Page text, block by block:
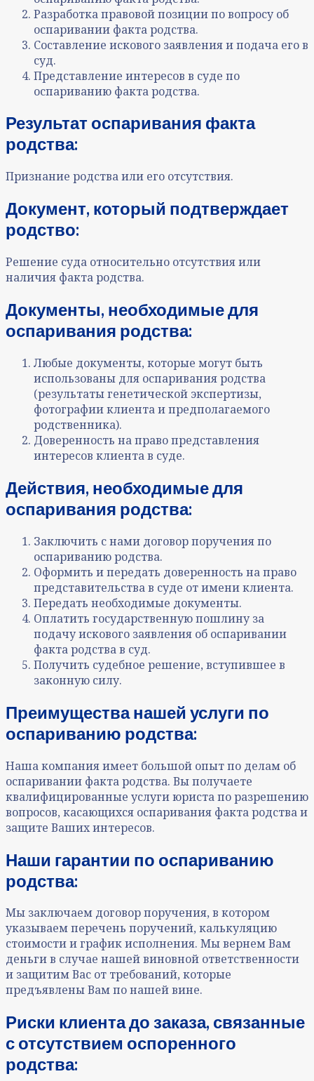
Разработка правовой позиции по вопросу об
оспаривании факта родства.
Составление искового заявления и подача его в
суд.
Представление интересов в суде по
оспариванию факта родства.
Результат оспаривания факта
родства:
Признание родства или его отсутствия.
Документ, который подтверждает
родство:
Решение суда относительно отсутствия или
наличия факта родства.
Документы, необходимые для
оспаривания родства:
Любые документы, которые могут быть
использованы для оспаривания родства
(результаты генетической экспертизы,
фотографии клиента и предполагаемого
родственника).
Доверенность на право представления
интересов клиента в суде.
Действия, необходимые для
оспаривания родства:
Заключить с нами договор поручения по
оспариванию родства.
Оформить и передать доверенность на право
представительства в суде от имени клиента.
Передать необходимые документы.
Оплатить государственную пошлину за
подачу искового заявления об оспаривании
факта родства в суд.
Получить судебное решение, вступившее в
законную силу.
Преимущества нашей услуги по
оспариванию родства:
Наша компания имеет большой опыт по делам об
оспаривании факта родства. Вы получаете
квалифицированные услуги юриста по разрешению
вопросов, касающихся оспаривания факта родства и
защите Ваших интересов.
Наши гарантии по оспариванию
родства:
Мы заключаем договор поручения, в котором
указываем перечень поручений, калькуляцию
стоимости и график исполнения. Мы вернем Вам
деньги в случае нашей виновной ответственности
и защитим Вас от требований, которые
предъявлены Вам по нашей вине.
Риски клиента до заказа, связанные
с отсутствием оспоренного
родства: